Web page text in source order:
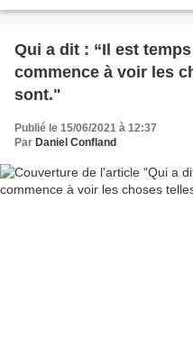
Qui a dit : “Il est
commence à voir les
sont."
Publié le 15/06/2021 à 12:37
Par Daniel Confland